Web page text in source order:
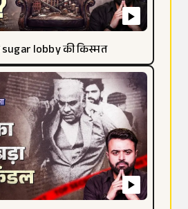
lobby की किस्मत